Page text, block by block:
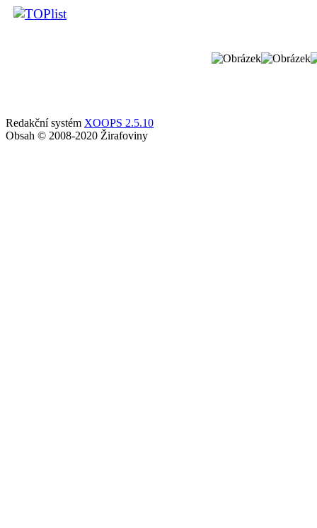
Redakční systém XOOPS 2.5.10
Obsah © 2008-2020 Žirafoviny